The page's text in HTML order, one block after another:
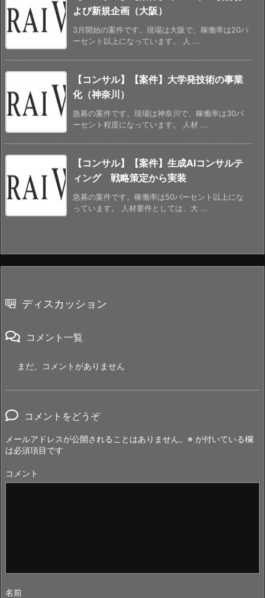
よび新規企画（大阪）
3月開始の案件です。現場は大阪で、稼働率は20パ
ーセント以上になっています。 人 ...
【コンサル】【案件】大学発技術の事業
化（神奈川）
急募の案件です。現場は神奈川で、稼働率は30パ
ーセント程度になっています。 人材 ...
【コンサル】【案件】生成AIコンサルテ
ィング 戦略策定から実装
急募の案件です。稼働率は50パーセント以上にな
っています。 人材要件としては、大 ...
ディスカッション
コメント一覧
まだ、コメントがありません
コメントをどうぞ
メールアドレスが公開されることはありません。 ※ が付いている欄
は必須項目です
コメント
名前